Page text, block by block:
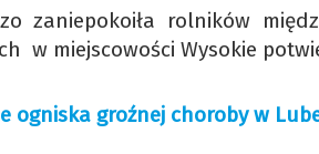
zaniepokoiła rolników
w miejscowości Wysokie
ogniska groźnej choroby w